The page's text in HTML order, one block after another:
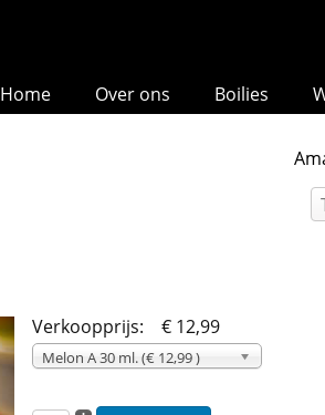
Home Over ons Boilies
Verkoopprijs: € 12,99
Melon A 30 ml. (€ 12,99 )